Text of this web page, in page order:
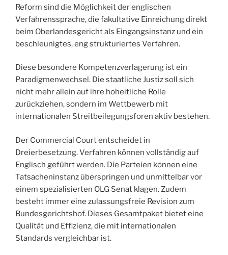
Reform sind die Möglichkeit der englischen
Verfahrenssprache, die fakultative Einreichung direkt
beim Oberlandesgericht als Eingangsinstanz und ein
beschleunigtes, eng strukturiertes Verfahren.
Diese besondere Kompetenzverlagerung ist ein
Paradigmenwechsel. Die staatliche Justiz soll sich
nicht mehr allein auf ihre hoheitliche Rolle
zurückziehen, sondern im Wettbewerb mit
internationalen Streitbeilegungsforen aktiv bestehen.
Der Commercial Court entscheidet in
Dreierbesetzung. Verfahren können vollständig auf
Englisch geführt werden. Die Parteien können eine
Tatsacheninstanz überspringen und unmittelbar vor
einem spezialisierten OLG Senat klagen. Zudem
besteht immer eine zulassungsfreie Revision zum
Bundesgerichtshof. Dieses Gesamtpaket bietet eine
Qualität und Effizienz, die mit internationalen
Standards vergleichbar ist.